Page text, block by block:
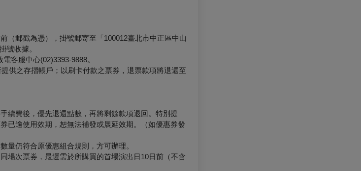
（郵戳為憑），掛號郵寄至「100012臺北市中正區中山
號收據。
客服中心(02)3393-9888。
供之存摺帳戶；以刷卡付款之票券，退票款項將退還至
續費後，優先退還點數，再將剩餘款項退回。特別提
已逾使用效期，恕無法補發或展延效期。（如優惠券發
量仍符合原優惠組合規則，方可辦理。
場次票券，最遲需於所購買的首場演出日10日前（不含